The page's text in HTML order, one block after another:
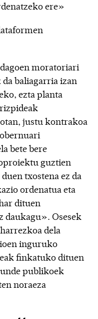
ere»
moratoriari
baliagarria izan
ezta planta
justu kontrakoa
bete bere
guztien
txostena ez da
ordenatua eta
dituen
daukagu». Osesek
dela
inguruko
finkatuko dituen
publikoek
noraeza